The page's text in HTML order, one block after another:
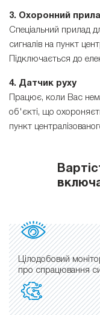
3. Охоронний
Спеціальний прилад
сигналів на пункт
Підключається до
4. Датчик руху
Працює, коли Вас
об'єкті, що
пункт
Цілодобовий
про спрацювання